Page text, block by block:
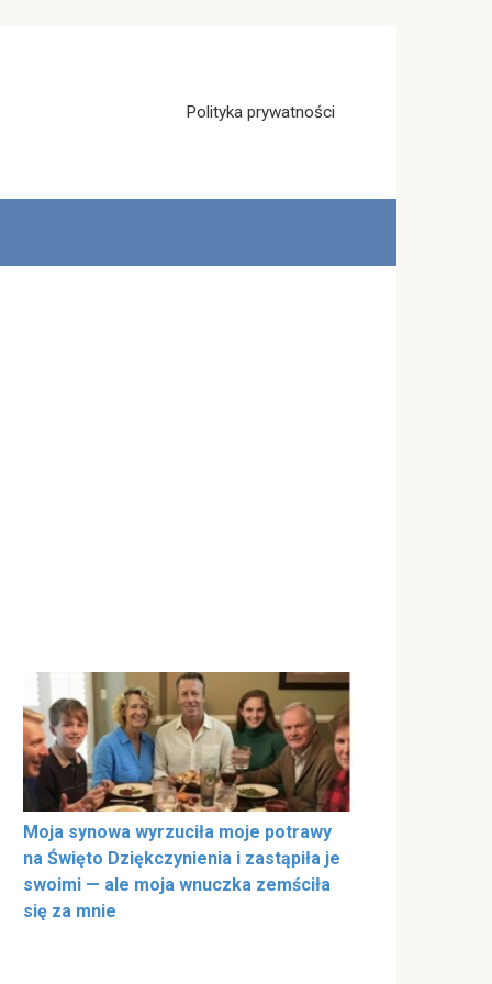
Polityka prywatności
Moja synowa wyrzuciła moje potrawy
na Święto Dziękczynienia i zastąpiła je
swoimi — ale moja wnuczka zemściła
się za mnie